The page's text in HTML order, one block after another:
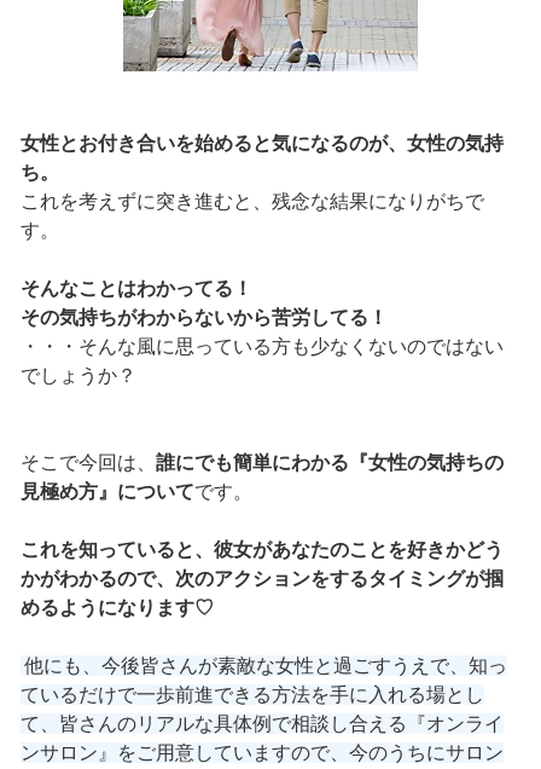
女性とお付き合いを始めると気になるのが、女性の気持
ち。
これを考えずに突き進むと、残念な結果になりがちで
す。
そんなことはわかってる！
その気持ちがわからないから苦労してる！
・・・そんな風に思っている方も少なくないのではない
でしょうか？
そこで今回は、 誰にでも簡単にわかる『女性の気持ちの
見極め方』についてです。
これを知っていると、彼女があなたのことを好きかどう
かがわかるので、次のアクションをするタイミングが掴
めるようになります♡
他にも、今後皆さんが素敵な女性と過ごすうえで、知っ
ているだけで一歩前進できる方法を手に入れる場とし
て、皆さんのリアルな具体例で相談し合える『オンライ
ンサロン』をご用意していますので、今のうちにサロン